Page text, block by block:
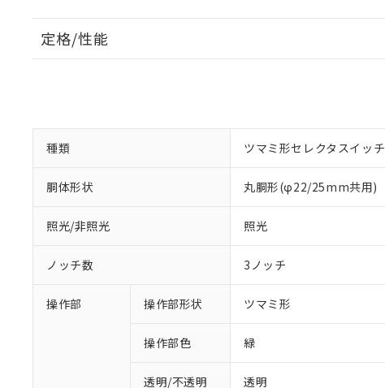
定格/性能
種類 ツマミ形セレクタスイッチ
胴体形状 丸胴形(φ22/25mm共用)
照光/非照光 照光
ノッチ数 3ノッチ
操作部 操作部形状 ツマミ形
操作部色 緑
透明/不透明 透明